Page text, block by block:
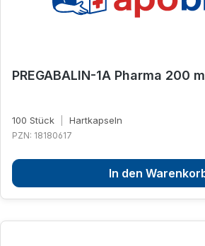
PREGABALIN-1A Pharma 200
100 Stück Hartkapseln
PZN: 18180617
In den